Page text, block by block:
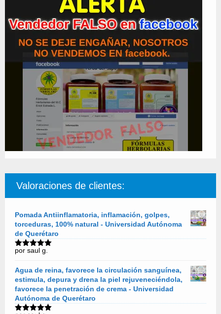
Valoraciones de clientes:
Pomada Antiinflamatoria, inflamación, golpes,
torceduras, 100% natural - Universidad Autónoma
de Querétaro
Valorado
por saul g.
Agua de reina, favorece la circulación sanguínea,
estimula, depura y drena la piel rejuveneciéndola,
favorece la penetración de crema - Universidad
Autónoma de Querétaro